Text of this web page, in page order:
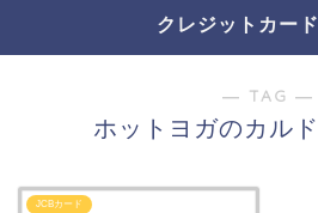
クレジットカー
― TAG ―
ホットヨガのカル
JCBカード